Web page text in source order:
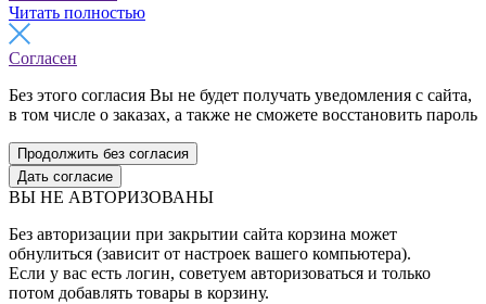
Читать полностью
Согласен
Без этого согласия Вы не будет получать уведомления с сайта,
в том числе о заказах, а также не сможете восстановить пароль
Продолжить без согласия
Дать согласие
ВЫ НЕ АВТОРИЗОВАНЫ
Без авторизации при закрытии сайта корзина может
обнулиться (зависит от настроек вашего компьютера).
Если у вас есть логин, советуем авторизоваться и только
потом добавлять товары в корзину.